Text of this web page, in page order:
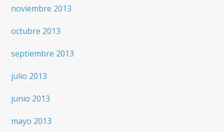
noviembre 2013
octubre 2013
septiembre 2013
julio 2013
junio 2013
mayo 2013